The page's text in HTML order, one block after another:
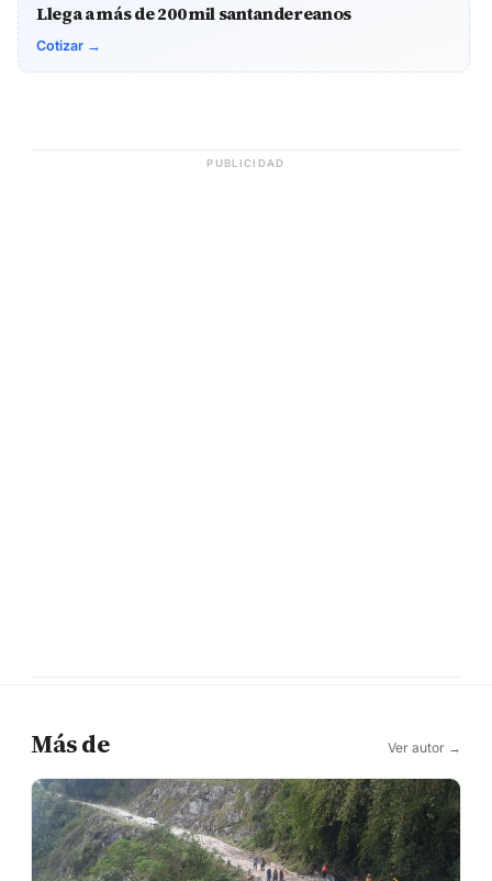
Llega a más de 200 mil santandereanos
Cotizar →
PUBLICIDAD
Más de Ver autor →